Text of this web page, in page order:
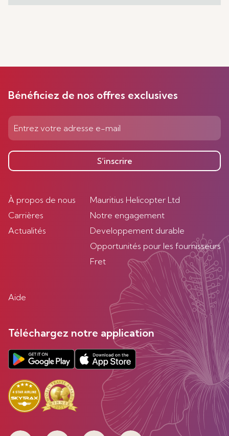
Bénéficiez de nos offres exclusives
S’inscrire
À propos de nous
Carrières
Actualités
Mauritius Helicopter Ltd
Notre engagement
Developpement durable
Opportunités pour les fournisseurs
Fret
Aide
Téléchargez notre application